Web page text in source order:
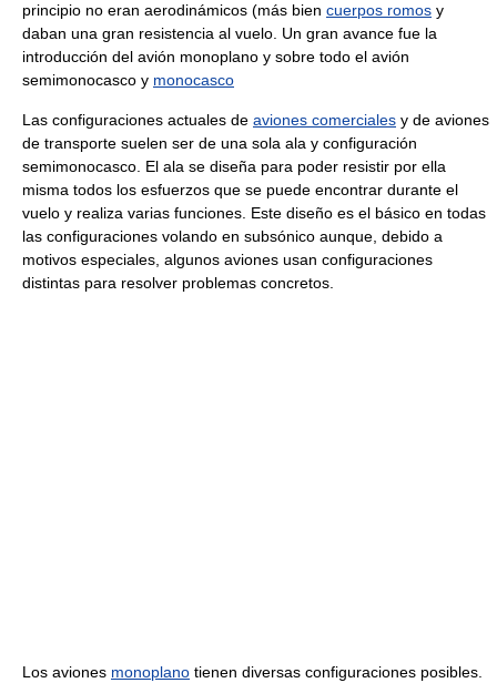
principio no eran aerodinámicos (más bien cuerpos romos y
daban una gran resistencia al vuelo. Un gran avance fue la
introducción del avión monoplano y sobre todo el avión
semimonocasco y monocasco
Las configuraciones actuales de aviones comerciales y de aviones
de transporte suelen ser de una sola ala y configuración
semimonocasco. El ala se diseña para poder resistir por ella
misma todos los esfuerzos que se puede encontrar durante el
vuelo y realiza varias funciones. Este diseño es el básico en todas
las configuraciones volando en subsónico aunque, debido a
motivos especiales, algunos aviones usan configuraciones
distintas para resolver problemas concretos.
Los aviones monoplano tienen diversas configuraciones posibles.